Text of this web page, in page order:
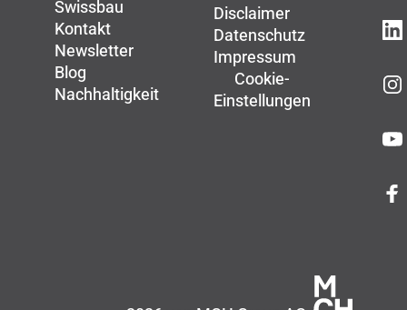
Swissbau
Kontakt
Newsletter
Blog
Nachhaltigkeit
Disclaimer
Datenschutz
Impressum
Cookie-
Einstellungen